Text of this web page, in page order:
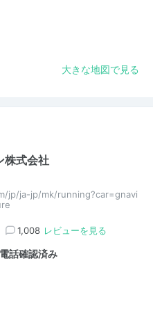
大きな地図で見る
株式会社
jp/ja-jp/mk/running?car=gnavi
1,008 レビューを見る
電話確認済み